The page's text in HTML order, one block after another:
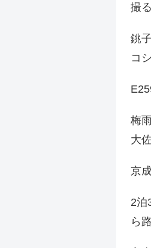
撮る
銚
コ
梅
大
京
2泊
ら